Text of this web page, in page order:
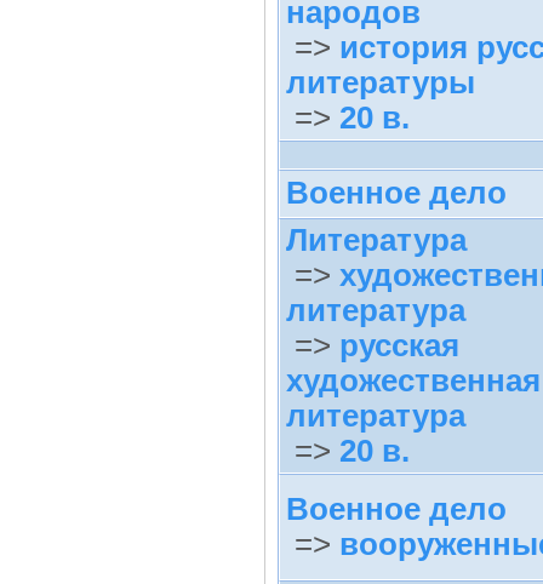
народов
=> история
литературы
=> 20 в.
Военное дело
Литература
=>
литература
=> русская
художественная
литература
=> 20 в.
Военное дело
=>